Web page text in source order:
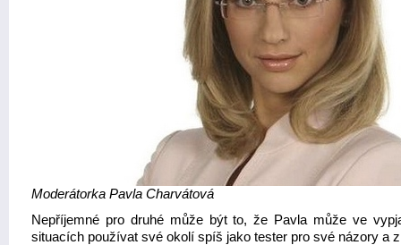
Moderátorka Pavla Charvátová
Nepříjemné pro druhé může být to, že Pavla může ve
situacích používat své okolí spíš jako tester pro své názory a